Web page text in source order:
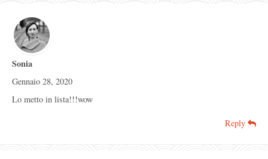
Sonia
Gennaio 28, 2020
Lo metto in lista!!!wow
Reply